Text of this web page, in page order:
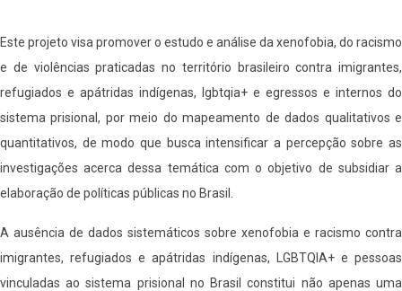
Este projeto visa promover o estudo e análise da xenofobia, do racismo
e de violências praticadas no território brasileiro contra imigrantes,
refugiados e apátridas indígenas, lgbtqia+ e egressos e internos do
sistema prisional, por meio do mapeamento de dados qualitativos e
quantitativos, de modo que busca intensificar a percepção sobre as
investigações acerca dessa temática com o objetivo de subsidiar a
elaboração de políticas públicas no Brasil.
A ausência de dados sistemáticos sobre xenofobia e racismo contra
imigrantes, refugiados e apátridas indígenas, LGBTQIA+ e pessoas
vinculadas ao sistema prisional no Brasil constitui não apenas uma